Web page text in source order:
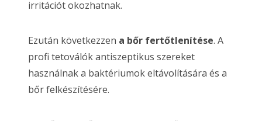
irritációt okozhatnak.
Ezután következzen a bőr fertőtlenítése. A
profi tetoválók antiszeptikus szereket
használnak a baktériumok eltávolítására és a
bőr felkészítésére.